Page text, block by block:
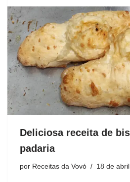
Deliciosa receita de
padaria
por Receitas da Vovó 18 de